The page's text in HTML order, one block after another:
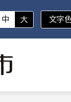
中 大 文字